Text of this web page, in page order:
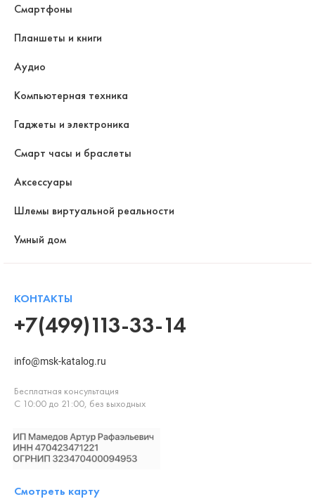
Смартфоны
Планшеты и книги
Аудио
Компьютерная техника
Гаджеты и электроника
Смарт часы и браслеты
Аксессуары
Шлемы виртуальной реальности
Умный дом
КОНТАКТЫ
+7(499)113-33-14
info@msk-katalog.ru
Бесплатная консультация
С 10:00 до 21:00, без выходных
Смотреть карту